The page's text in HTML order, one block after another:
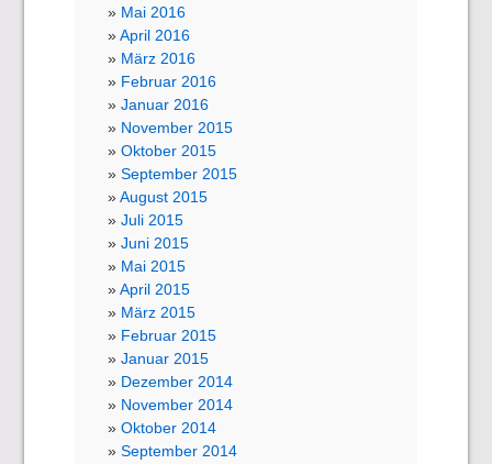
Mai 2016
April 2016
März 2016
Februar 2016
Januar 2016
November 2015
Oktober 2015
September 2015
August 2015
Juli 2015
Juni 2015
Mai 2015
April 2015
März 2015
Februar 2015
Januar 2015
Dezember 2014
November 2014
Oktober 2014
September 2014